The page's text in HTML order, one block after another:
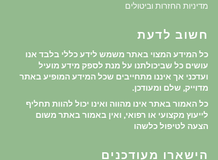
מדיניות החזרות וביטולים
חשוב לדעת
כל המידע המצוי באתר משמש לידע כללי בלבד אנו
עושים כל שביכולתנו על מנת לספק מידע מועיל
ועדכני אך איננו מתחייבים שכל המידע המופיע באתר
מדוייק, שלם ומעודכן.
כל האמור באתר אינו מהווה ואינו יכול להוות תחליף
לייעוץ מקצועי או רפואי, ואין באמור באתר משום
הצעה לטיפול כלשהו
הישארו מעודכנים